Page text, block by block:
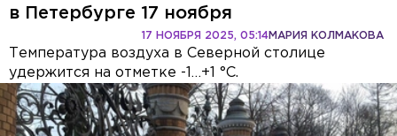
в Петербурге 17 ноября
МАРИЯ КОЛМАКОВА
17 НОЯБРЯ 2025, 05:14
Температура воздуха в Северной столице
удержится на отметке -1…+1 °С.